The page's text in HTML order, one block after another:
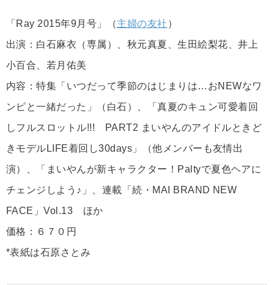
「Ray 2015年9月号」（主婦の友社 ）
出演：白石麻衣（専属）、秋元真夏、生田絵梨花、井上
小百合、若月佑美
内容：特集「いつだって季節のはじまりは…おNEWなワ
ンピと一緒だった」（白石）、「真夏のキュン可愛着回
しフルスロットル!!! PART2 まいやんのアイドルときど
きモデルLIFE着回し30days」（他メンバーも友情出
演）、「まいやんが新キャラクター！Paltyで夏色ヘアに
チェンジしよう♪」、連載「続・MAI BRAND NEW
FACE」Vol.13 ほか
価格：６７０円
*表紙は石原さとみ